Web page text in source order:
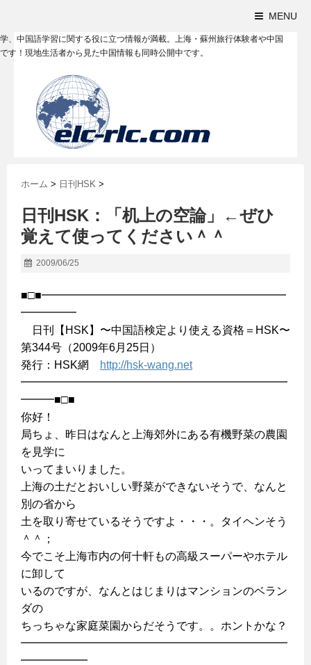
MENU
、中国語学習に関する役に立つ情報が満載。上海・蘇州旅行体験者や中国
す！現地生活者から見た中国情報も同時公開中です。
ホーム > 日刊HSK >
日刊HSK：「机上の空論」←ぜひ
覚えて使ってください＾＾
2009/06/25
■□■━━━━━━━━━━━━━━━━━━━━━━
━━━━━
日刊【HSK】〜中国語検定より使える資格＝HSK〜
第344号（2009年6月25日）
発行：HSK網
http://hsk-wang.net
━━━━━━━━━━━━━━━━━━━━━━━━
━━━■□■
你好！
局ちょ、昨日はなんと上海郊外にある有機野菜の農園
を見学に
いってまいりました。
上海の土だとおいしい野菜ができないそうで、なんと
別の省から
土を取り寄せているそうですよ・・・。タイヘンそう
＾＾；
今でこそ上海市内の何十軒もの高級スーパーやホテル
に卸して
いるのですが、なんとはじまりはマンションのベラン
ダの
ちっちゃな家庭菜園からだそうです。。ホントかな？
━━━━━━━━━━━━━━━━━━━━━━━━
━━━━━━